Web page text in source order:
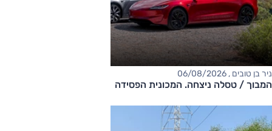
ניר בן טובים , 06/08/2026
המבוך / טסלה ניצחה. המכונית הפסידה